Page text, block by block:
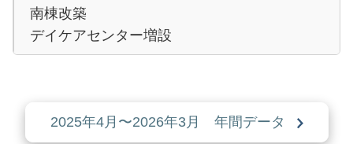
南棟改築
デイケアセンター増設
2025年4月〜2026年3月 年間データ